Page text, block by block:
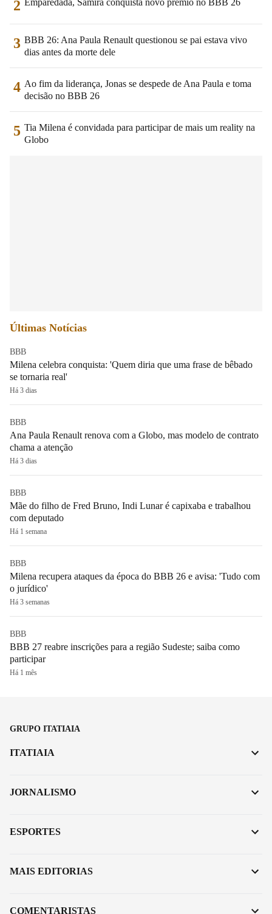
2
3 BBB 26: Ana Paula Renault questionou se pai estava vivo
dias antes da morte dele
4 Ao fim da liderança, Jonas se despede de Ana Paula e toma
decisão no BBB 26
5 Tia Milena é convidada para participar de mais um reality na
Globo
Últimas Notícias
BBB
Milena celebra conquista: 'Quem diria que uma frase de bêbado
se tornaria real'
Há 3 dias
BBB
Ana Paula Renault renova com a Globo, mas modelo de contrato
chama a atenção
Há 3 dias
BBB
Mãe do filho de Fred Bruno, Indi Lunar é capixaba e trabalhou
com deputado
Há 1 semana
BBB
Milena recupera ataques da época do BBB 26 e avisa: 'Tudo com
o jurídico'
Há 3 semanas
BBB
BBB 27 reabre inscrições para a região Sudeste; saiba como
participar
Há 1 mês
GRUPO ITATIAIA
ITATIAIA
JORNALISMO
ESPORTES
MAIS EDITORIAS
COMENTARISTAS